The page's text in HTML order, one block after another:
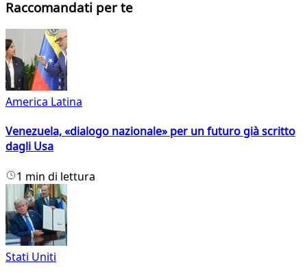
Raccomandati per te
America Latina
Venezuela, «dialogo nazionale» per un futuro già scritto
dagli Usa
1 min di lettura
Stati Uniti